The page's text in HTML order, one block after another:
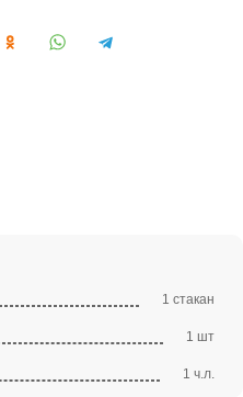
1 стакан
1 шт
1 ч.л.